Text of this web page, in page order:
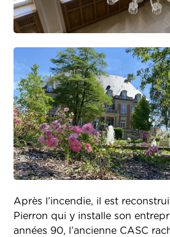
Après l’incendie, il est
Pierron qui y installe son
années 90, l’ancienne CASC